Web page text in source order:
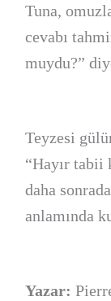
Tuna,
cevabı
muydu?”
Teyzesi
“Hayır tabii
daha
anlamında
Yazar: